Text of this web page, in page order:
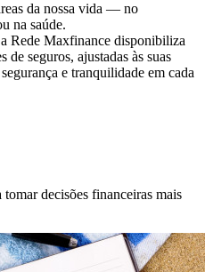
da nossa vida — no
na saúde.
Rede Maxfinance disponibiliza
seguros, ajustadas às suas
e tranquilidade em cada
decisões financeiras mais